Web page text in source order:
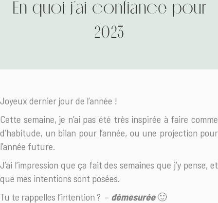
En quoi j’ai confiance pour
2023
Joyeux dernier jour de l’année !
Cette semaine, je n’ai pas été très inspirée à faire comme
d’habitude, un bilan pour l’année, ou une projection pour
l’année future.
J’ai l’impression que ça fait des semaines que j’y pense, et
que mes intentions sont posées.
Tu te rappelles l’intention ? – démesurée🙂